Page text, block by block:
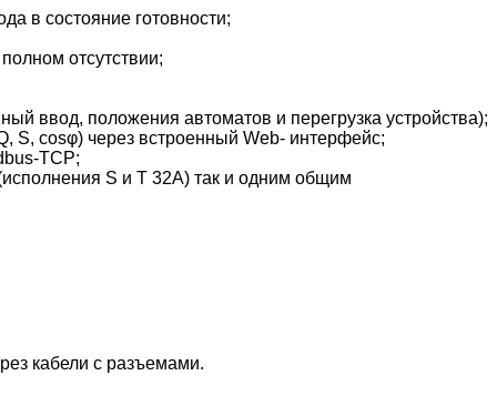
в состояние готовности;
отсутствии;
ввод, положения автоматов и перегрузка устройства);
S, cosφ) через встроенный Web- интерфейс;
TCP;
S и T 32A) так и одним общим
кабели с разъемами.